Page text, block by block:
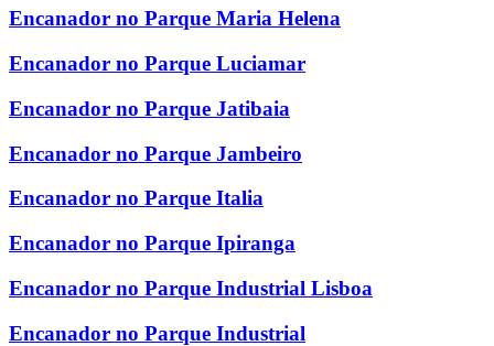
Encanador no Parque Maria Helena
Encanador no Parque Luciamar
Encanador no Parque Jatibaia
Encanador no Parque Jambeiro
Encanador no Parque Italia
Encanador no Parque Ipiranga
Encanador no Parque Industrial Lisboa
Encanador no Parque Industrial